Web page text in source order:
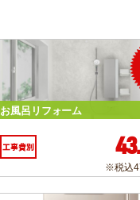
お風呂リフォーム
工事費別
※税込